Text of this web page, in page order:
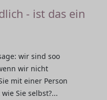
- ist das ein
wir sind soo
wir nicht
mit einer Person
Sie selbst?...